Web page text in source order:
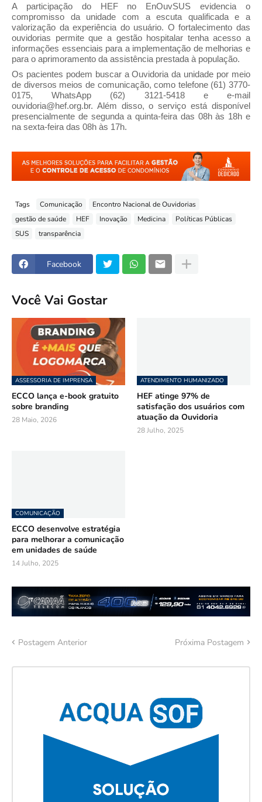
A participação do HEF no EnOuvSUS evidencia o
compromisso da unidade com a escuta qualificada e a
valorização da experiência do usuário. O fortalecimento das
ouvidorias permite que a gestão hospitalar tenha acesso a
informações essenciais para a implementação de melhorias e
para o aprimoramento da assistência prestada à população.
Os pacientes podem buscar a Ouvidoria da unidade por meio
de diversos meios de comunicação, como telefone (61) 3770-
0175, WhatsApp (62) 3121-5418 e e-mail
ouvidoria@hef.org.br. Além disso, o serviço está disponível
presencialmente de segunda a quinta-feira das 08h às 18h e
na sexta-feira das 08h às 17h.
Tags Comunicação
Encontro Nacional de Ouvidorias
gestão de saúde
HEF Inovação Medicina
Políticas Públicas
SUS
transparência
Facebook
Você Vai Gostar
ASSESSORIA DE IMPRENSA
ECCO lança e-book gratuito
sobre branding
28 Maio, 2026
ATENDIMENTO HUMANIZADO
HEF atinge 97% de
satisfação dos usuários com
atuação da Ouvidoria
28 Julho, 2025
COMUNICAÇÃO
ECCO desenvolve estratégia
para melhorar a comunicação
em unidades de saúde
14 Julho, 2025
Postagem Anterior Próxima Postagem